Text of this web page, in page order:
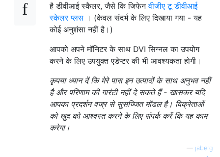
है डीवीआई स्कैलर, जैसे कि जिफेनवीजीए टू डीवीआई
स्केलर प्लस । (केवल संदर्भ के लिए दिखाया गया - यह
कोई अनुशंसा नहीं है।)
आपको अपने मॉनिटर के साथ DVI सिग्नल का उपयोग
करने के लिए उपयुक्त एडेप्टर की भी आवश्यकता होगी।
कृपया ध्यान दें कि मेरे पास इन उत्पादों के साथ अनुभव नहीं
है और परिणाम की गारंटी नहीं दे सकते हैं - खासकर यदि
आपका प्रदर्शन वज्र से सुसज्जित मॉडल है। विक्रेताओं
को खुद को आश्वस्त करने के लिए संपर्क करें कि यह काम
करेगा।
jaberg